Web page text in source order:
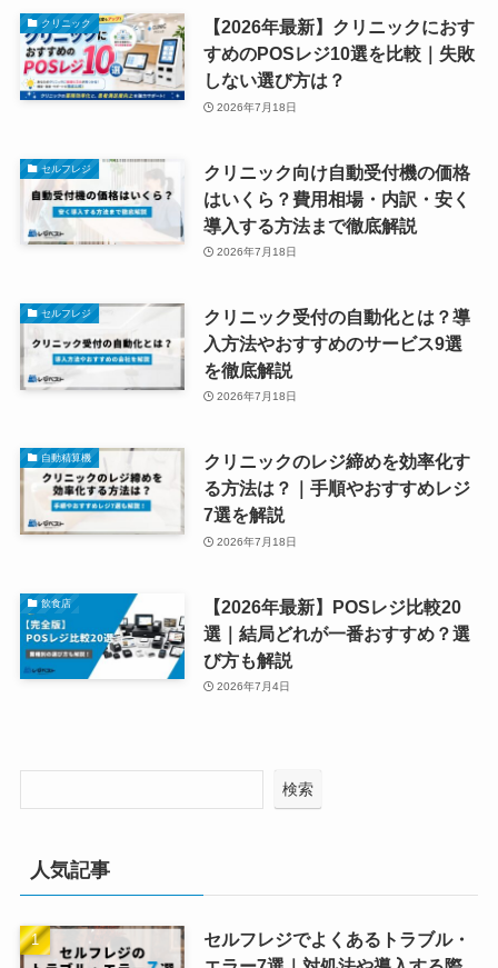
クリニック
【2026年最新】クリニックにおす
すめのPOSレジ10選を比較｜失敗
しない選び方は？
2026年7月18日
セルフレジ
クリニック向け自動受付機の価格
はいくら？費用相場・内訳・安く
導入する方法まで徹底解説
2026年7月18日
セルフレジ
クリニック受付の自動化とは？導
入方法やおすすめのサービス9選
を徹底解説
2026年7月18日
自動精算機
クリニックのレジ締めを効率化す
る方法は？｜手順やおすすめレジ
7選を解説
2026年7月18日
飲食店
【2026年最新】POSレジ比較20
選｜結局どれが一番おすすめ？選
び方も解説
2026年7月4日
検索
人気記事
セルフレジでよくあるトラブル・